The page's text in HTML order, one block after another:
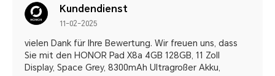
Kundendienst
11-02-2025
vielen Dank für Ihre Bewertung. Wir freuen uns, dass
Sie mit den HONOR Pad X8a 4GB 128GB, 11 Zoll
Display, Space Grey, 8300mAh Ultragroßer Akku,